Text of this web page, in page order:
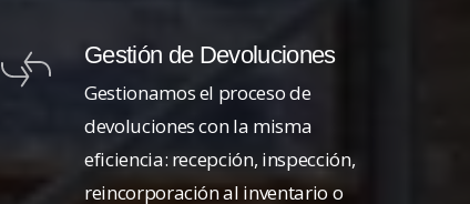
Gestión de Devoluciones
Gestionamos el proceso de
devoluciones con la misma
eficiencia: recepción, inspección,
reincorporación al inventario o